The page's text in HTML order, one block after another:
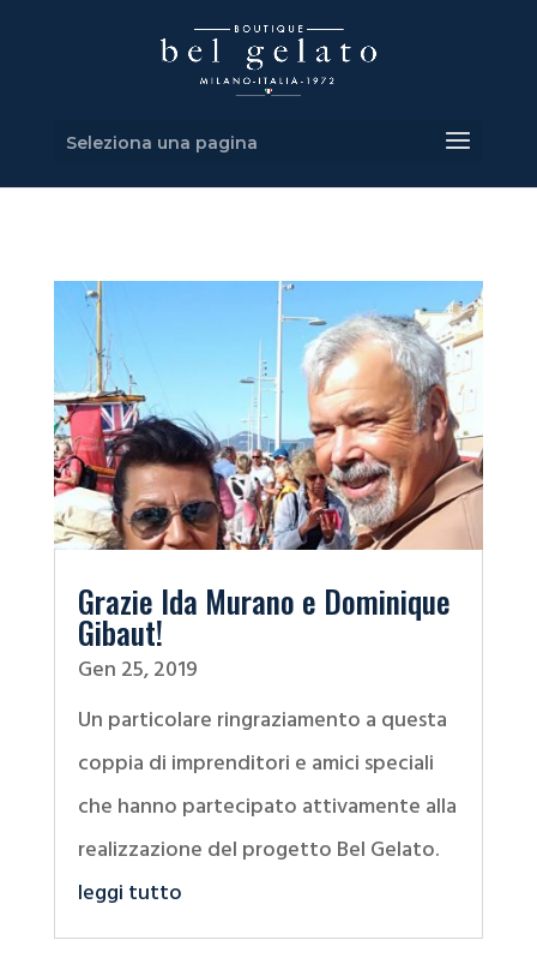
Seleziona una pagina
Grazie Ida Murano e Dominique
Gibaut!
Gen 25, 2019
Un particolare ringraziamento a questa
coppia di imprenditori e amici speciali
che hanno partecipato attivamente alla
realizzazione del progetto Bel Gelato.
leggi tutto